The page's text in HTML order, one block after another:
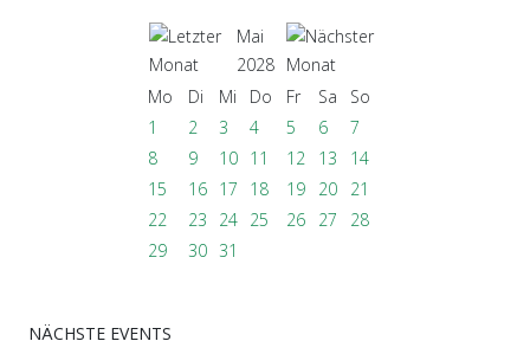
Mai
2028
Mo
Di Mi Do Fr Sa
So
1
2 3 4 5 6
7
8
9 10 11 12 13
14
15
16 17 18 19 20
21
22
23 24 25 26 27
28
29
30 31
NÄCHSTE EVENTS